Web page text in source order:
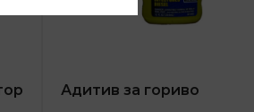
Адитив за гориво